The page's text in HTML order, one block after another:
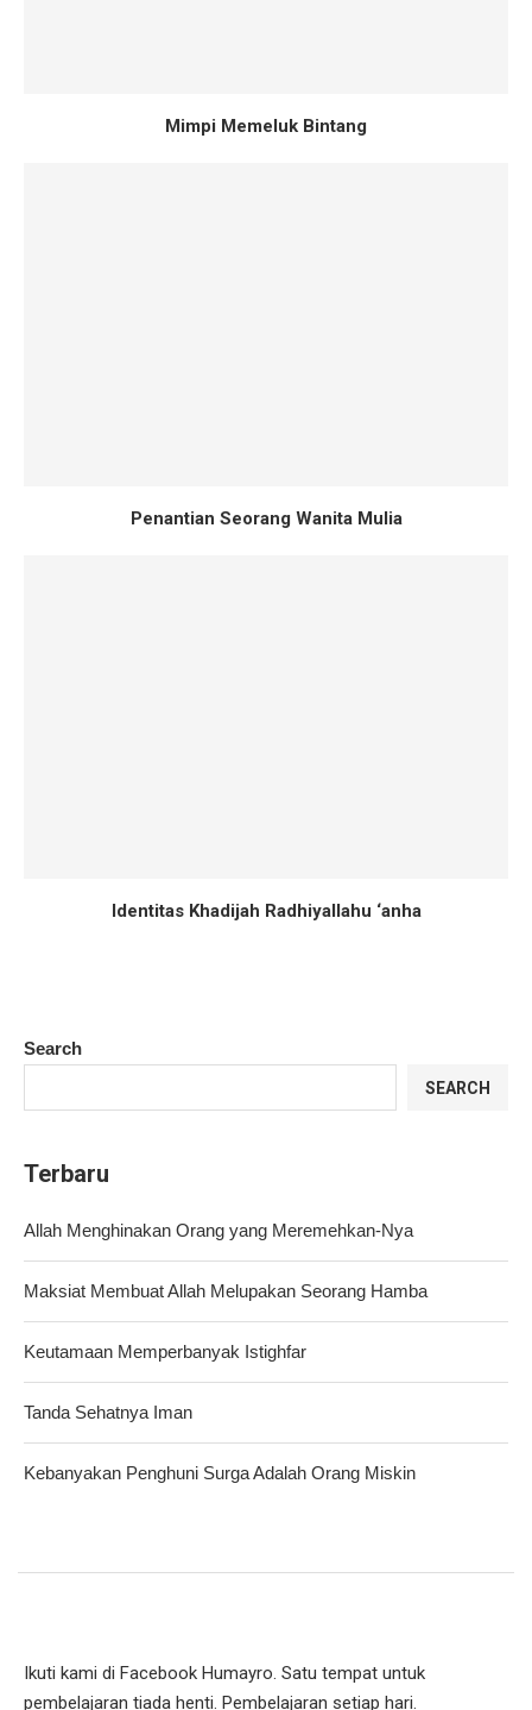
Mimpi Memeluk Bintang
Penantian Seorang Wanita Mulia
Identitas Khadijah Radhiyallahu ‘anha
Search
SEARCH
Terbaru
Allah Menghinakan Orang yang Meremehkan-Nya
Maksiat Membuat Allah Melupakan Seorang Hamba
Keutamaan Memperbanyak Istighfar
Tanda Sehatnya Iman
Kebanyakan Penghuni Surga Adalah Orang Miskin
Ikuti kami di Facebook Humayro. Satu tempat untuk
pembelajaran tiada henti. Pembelajaran setiap hari.